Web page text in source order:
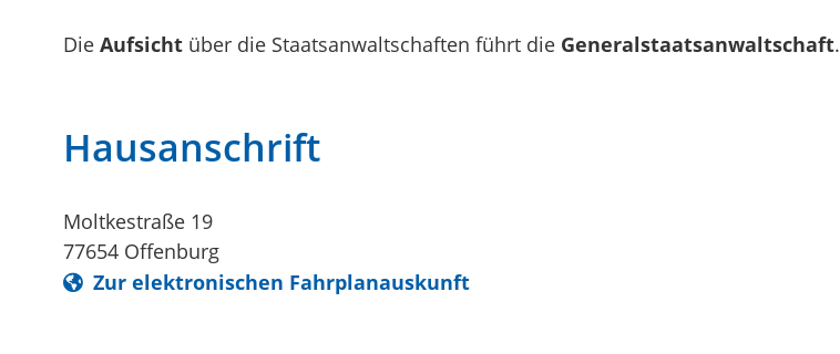
Die Aufsicht über die Staatsanwaltschaften führt die Generalstaatsanwaltschaft.
Hausanschrift
Moltkestraße 19
77654 Offenburg
Zur elektronischen Fahrplanauskunft